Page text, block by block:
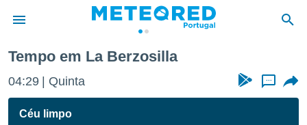
da
foi
Tempo em La Berzosilla
04:30 Quinta ...
Céu limpo